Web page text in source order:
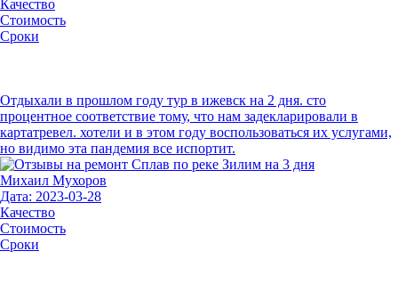
Качество
Стоимость
Сроки
Отдыхали в прошлом году тур в ижевск на 2 дня. сто
процентное соответствие тому, что нам задекларировали в
картатревел. хотели и в этом году воспользоваться их услугами,
но видимо эта пандемия все испортит.
Михаил Мухоров
Дата: 2023-03-28
Качество
Стоимость
Сроки